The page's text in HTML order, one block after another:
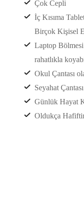
Çok Cepli
İç Kısıma
Birçok Kişisel
Laptop Bölmesi
rahatlıkla
Okul Çantası
Seyahat
Günlük Hayat
Oldukça